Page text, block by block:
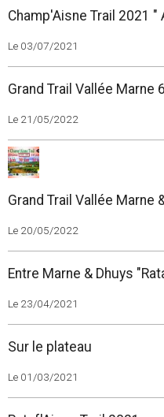
Champ'Aisne Trail 2021
Le 03/07/2021
Grand Trail Vallée Marne
Le 21/05/2022
Grand Trail Vallée Marne
Le 20/05/2022
Entre Marne & Dhuys
Le 23/04/2021
Sur le plateau
Le 01/03/2021